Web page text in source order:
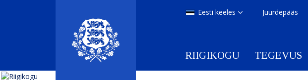
Juurdepääs
Eesti keeles
RIIGIKOGU TEGEVUS